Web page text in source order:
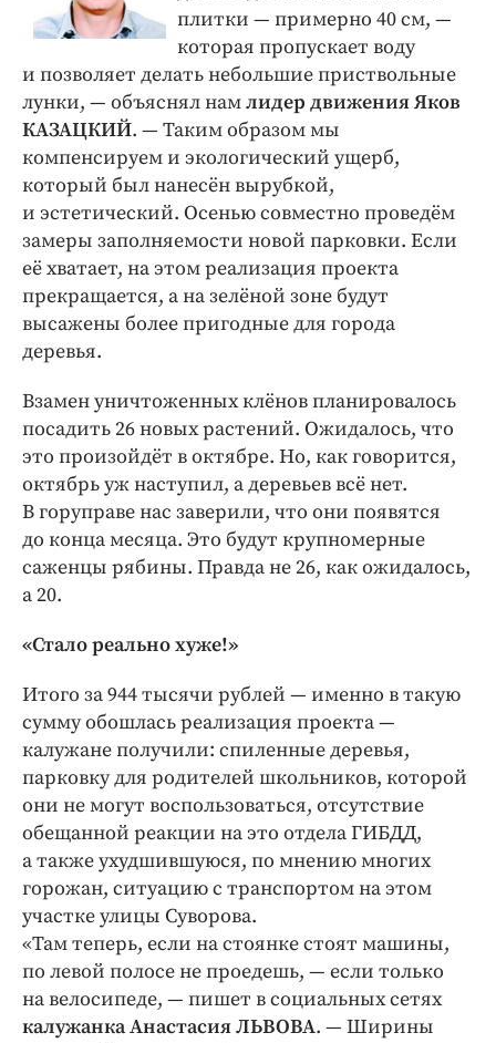
плитки — примерно 40 см, —
которая пропускает воду
и позволяет делать небольшие приствольные
лунки, — объяснял намлидер движения Яков
КАЗАЦКИЙ. — Таким образом мы
компенсируем и экологический ущерб,
который был нанесён вырубкой,
и эстетический. Осенью совместно проведём
замеры заполняемости новой парковки. Если
её хватает, на этом реализация проекта
прекращается, а на зелёной зоне будут
высажены более пригодные для города
деревья.
Взамен уничтоженных клёнов планировалось
посадить 26 новых растений. Ожидалось, что
это произойдёт в октябре. Но, как говорится,
октябрь уж наступил, а деревьев всё нет.
В горуправе нас заверили, что они появятся
до конца месяца. Это будут крупномерные
саженцы рябины. Правда не 26, как ожидалось,
а 20.
«Стало реально хуже!»
Итого за 944 тысячи руб­лей — именно в такую
сумму обошлась реализация проекта —
калужане получили: спиленные деревья,
парковку для родителей школьников, которой
они не могут воспользоваться, отсутствие
обещанной реакции на это отдела ГИБДД,
а также ухудшившуюся, по мнению многих
горожан, ситуацию с транспортом на этом
участке улицы Суворова.
«Там теперь, если на стоянке стоят машины,
по левой полосе не проедешь, — если только
на велосипеде, — пишет в социальных сетях
калужанка Анастасия ЛЬВОВА. — Ширины